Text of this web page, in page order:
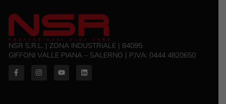
NSR S.R.L. | ZONA INDUSTRIALE | 84095
GIFFONI VALLE PIANA – SALERNO | P.IVA: ‭0444 4820650‬